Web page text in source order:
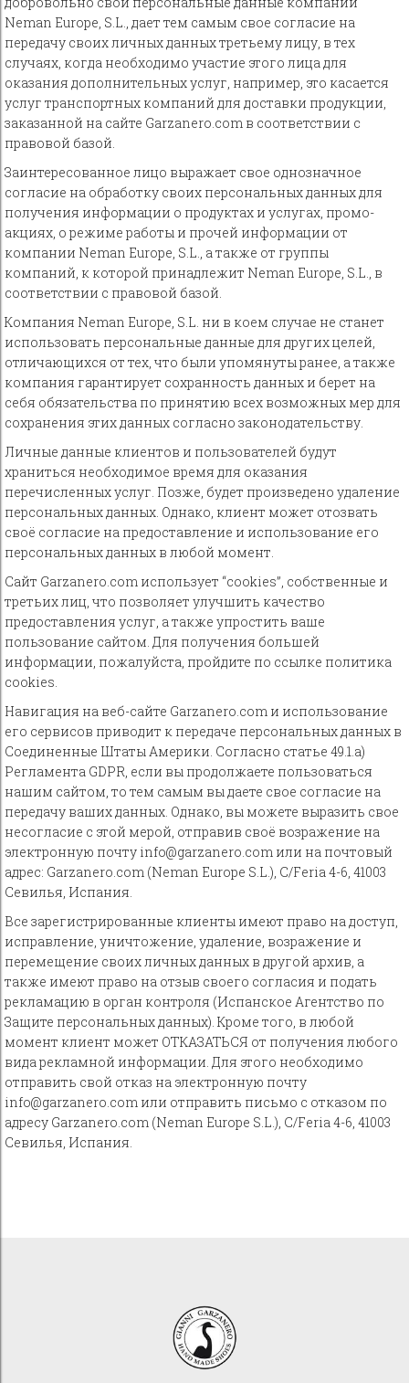
Neman Europe, S.L., дает тем самым свое согласие на
передачу своих личных данных третьему лицу, в тех
случаях, когда необходимо участие этого лица для
оказания дополнительных услуг, например, это касается
услуг транспортных компаний для доставки продукции,
заказанной на сайте Garzanero.com в соответствии с
правовой базой.
Заинтересованное лицо выражает свое однозначное
согласие на обработку своих персональных данных для
получения информации о продуктах и услугах, промо-
акциях, о режиме работы и прочей информации от
компании Neman Europe, S.L., а также от группы
компаний, к которой принадлежит Neman Europe, S.L., в
соответствии с правовой базой.
Компания Neman Europe, S.L. ни в коем случае не станет
использовать персональные данные для других целей,
отличающихся от тех, что были упомянуты ранее, а также
компания гарантирует сохранность данных и берет на
себя обязательства по принятию всех возможных мер для
сохранения этих данных согласно законодательству.
Личные данные клиентов и пользователей будут
храниться необходимое время для оказания
перечисленных услуг. Позже, будет произведено удаление
персональных данных. Однако, клиент может отозвать
своё согласие на предоставление и использование его
персональных данных в любой момент.
Сайт Garzanero.com использует “cookies”, собственные и
третьих лиц, что позволяет улучшить качество
предоставления услуг, а также упростить ваше
пользование сайтом. Для получения большей
информации, пожалуйста, пройдите по ссылке политика
cookies.
Навигация на веб-сайте Garzanero.com и использование
его сервисов приводит к передаче персональных данных в
Соединенные Штаты Америки. Согласно статье 49.1.a)
Регламента GDPR, если вы продолжаете пользоваться
нашим сайтом, то тем самым вы даете свое согласие на
передачу ваших данных. Однако, вы можете выразить свое
несогласие с этой мерой, отправив своё возражение на
электронную почту info@garzanero.com или на почтовый
адрес: Garzanero.com (Neman Europe S.L.), C/Feria 4-6, 41003
Севилья, Испания.
Все зарегистрированные клиенты имеют право на доступ,
исправление, уничтожение, удаление, возражение и
перемещение своих личных данных в другой архив, а
также имеют право на отзыв своего согласия и подать
рекламацию в орган контроля (Испанское Агентство по
Защите персональных данных). Кроме того, в любой
момент клиент может ОТКАЗАТЬСЯ от получения любого
вида рекламной информации. Для этого необходимо
отправить свой отказ на электронную почту
info@garzanero.com или отправить письмо с отказом по
адресу Garzanero.com (Neman Europe S.L.), C/Feria 4-6, 41003
Севилья, Испания.